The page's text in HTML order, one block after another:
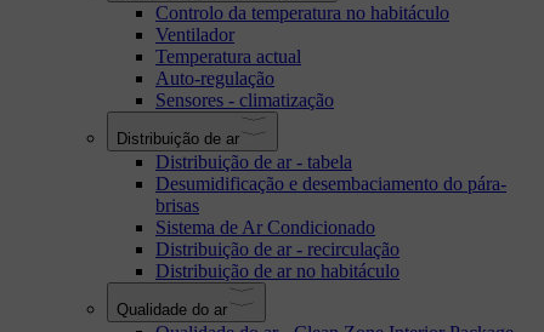
Controlo da temperatura no habitáculo
Ventilador
Temperatura actual
Auto-regulação
Sensores - climatização
Distribuição de ar
Distribuição de ar - tabela
Desumidificação e desembaciamento do pára-
brisas
Sistema de Ar Condicionado
Distribuição de ar - recirculação
Distribuição de ar no habitáculo
Qualidade do ar